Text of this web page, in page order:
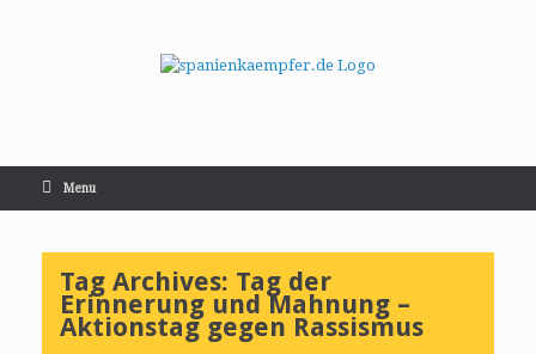
Menu
Tag Archives: Tag der
Erinnerung und Mahnung –
Aktionstag gegen Rassismus